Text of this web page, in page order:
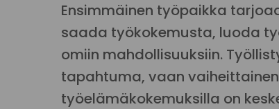
Ensimmäinen työpaikka
saada työkokemusta, luoda
omiin mahdollisuuksiin.
tapahtuma, vaan
työelämäkokemuksilla on